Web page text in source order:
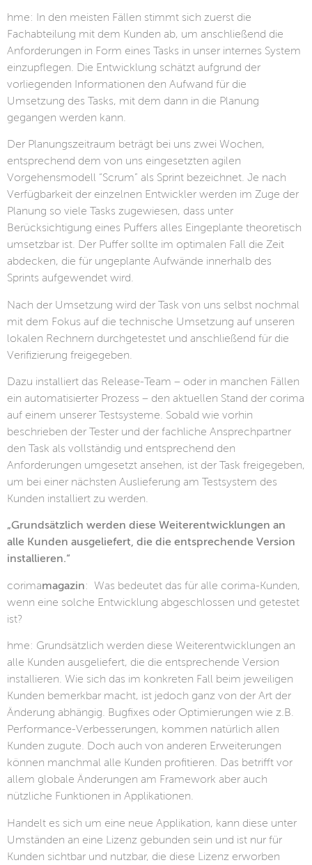
hme: In den meisten Fällen stimmt sich zuerst die
Fachabteilung mit dem Kunden ab, um anschließend die
Anforderungen in Form eines Tasks in unser internes System
einzupflegen. Die Entwicklung schätzt aufgrund der
vorliegenden Informationen den Aufwand für die
Umsetzung des Tasks, mit dem dann in die Planung
gegangen werden kann.
Der Planungszeitraum beträgt bei uns zwei Wochen,
entsprechend dem von uns eingesetzten agilen
Vorgehensmodell “Scrum” als Sprint bezeichnet. Je nach
Verfügbarkeit der einzelnen Entwickler werden im Zuge der
Planung so viele Tasks zugewiesen, dass unter
Berücksichtigung eines Puffers alles Eingeplante theoretisch
umsetzbar ist. Der Puffer sollte im optimalen Fall die Zeit
abdecken, die für ungeplante Aufwände innerhalb des
Sprints aufgewendet wird.
Nach der Umsetzung wird der Task von uns selbst nochmal
mit dem Fokus auf die technische Umsetzung auf unseren
lokalen Rechnern durchgetestet und anschließend für die
Verifizierung freigegeben.
Dazu installiert das Release-Team – oder in manchen Fällen
ein automatisierter Prozess – den aktuellen Stand der corima
auf einem unserer Testsysteme. Sobald wie vorhin
beschrieben der Tester und der fachliche Ansprechpartner
den Task als vollständig und entsprechend den
Anforderungen umgesetzt ansehen, ist der Task freigegeben,
um bei einer nächsten Auslieferung am Testsystem des
Kunden installiert zu werden.
„Grundsätzlich werden diese Weiterentwicklungen an
alle Kunden ausgeliefert, die die entsprechende Version
installieren.“
corimamagazin: Was bedeutet das für alle corima-Kunden,
wenn eine solche Entwicklung abgeschlossen und getestet
ist?
hme: Grundsätzlich werden diese Weiterentwicklungen an
alle Kunden ausgeliefert, die die entsprechende Version
installieren. Wie sich das im konkreten Fall beim jeweiligen
Kunden bemerkbar macht, ist jedoch ganz von der Art der
Änderung abhängig. Bugfixes oder Optimierungen wie z.B.
Performance-Verbesserungen, kommen natürlich allen
Kunden zugute. Doch auch von anderen Erweiterungen
können manchmal alle Kunden profitieren. Das betrifft vor
allem globale Änderungen am Framework aber auch
nützliche Funktionen in Applikationen.
Handelt es sich um eine neue Applikation, kann diese unter
Umständen an eine Lizenz gebunden sein und ist nur für
Kunden sichtbar und nutzbar, die diese Lizenz erworben